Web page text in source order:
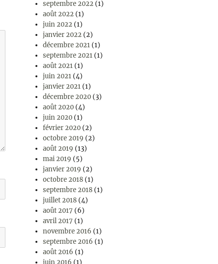
septembre 2022 (1)
août 2022 (1)
juin 2022 (1)
janvier 2022 (2)
décembre 2021 (1)
septembre 2021 (1)
août 2021 (1)
juin 2021 (4)
janvier 2021 (1)
décembre 2020 (3)
août 2020 (4)
juin 2020 (1)
février 2020 (2)
octobre 2019 (2)
août 2019 (13)
mai 2019 (5)
janvier 2019 (2)
octobre 2018 (1)
septembre 2018 (1)
juillet 2018 (4)
août 2017 (6)
avril 2017 (1)
novembre 2016 (1)
septembre 2016 (1)
août 2016 (1)
juin 2016 (1)